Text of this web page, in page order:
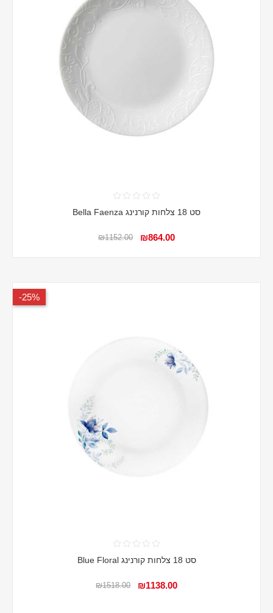
סט 18 צלחות קורנינג Bella Faenza
₪864.00
₪1152.00
25%-
סט 18 צלחות קורנינג Blue Floral
₪1138.00
₪1518.00